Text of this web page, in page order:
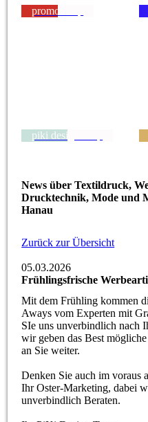
promo shop
piki design shop
News über Textildruck,
Drucktechnik, Mode und
Hanau
Zurück zur Übersicht
05.03.2026
Frühlingsfrische
Mit dem Frühling kommen
Aways vom Experten mit
SIe uns unverbindlich nach
wir geben das Best
an Sie weiter.
Denken Sie auch im voraus
Ihr Oster-Marketing, dabei
unverbindlich Beraten.